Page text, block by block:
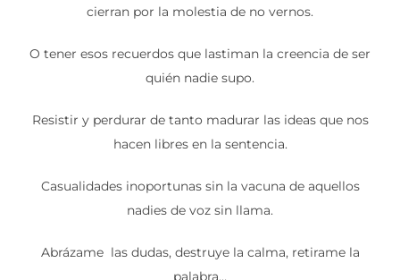
cierran por la molestia de no vernos.
O tener esos recuerdos que lastiman la creencia de ser
quién nadie supo.
Resistir y perdurar de tanto madurar las ideas que nos
hacen libres en la sentencia.
Casualidades inoportunas sin la vacuna de aquellos
nadies de voz sin llama.
Abrázame las dudas, destruye la calma, retirame la
palabra…